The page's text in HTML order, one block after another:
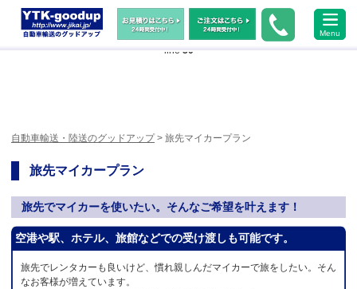
Warning: Undefined array key "HTTP_ACCEPT_LANGUAGE" in
/home/xs483473/jikai.jp/public_html/wp-content/themes/ytk2018/header.php on
line50
Menu
自動車輸送・陸送のグッドアップ> 旅先マイカープラン
旅先マイカープラン
旅先でマイカーを使いたい。そんなご希望を叶えます！
空港や駅、ホテル、旅館などでの受け渡しも可能です。
旅先でレンタカーも良いけど、慣れ親しんだマイカーで旅をしたい。そん
なお客様が増えています。